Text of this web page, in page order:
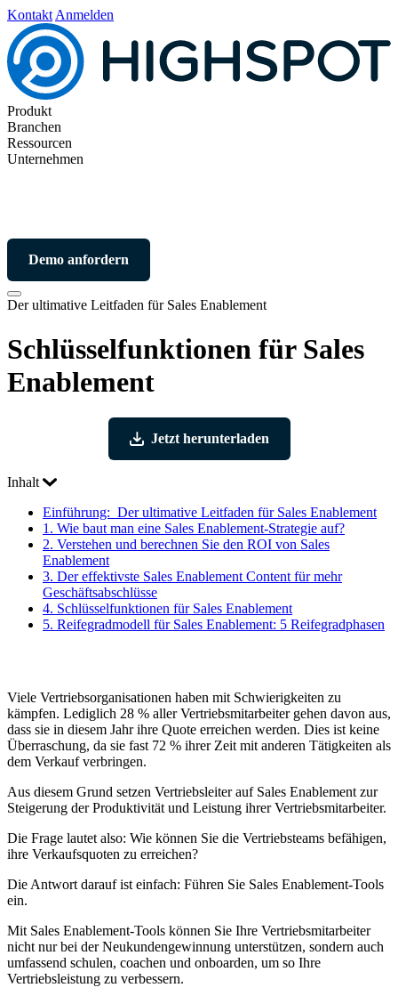
Kontakt Anmelden
Produkt
Branchen
Ressourcen
Unternehmen
Demo anfordern
Der ultimative Leitfaden für Sales Enablement
Schlüsselfunktionen für Sales
Enablement
Jetzt herunterladen
Inhalt
Einführung: Der ultimative Leitfaden für Sales Enablement
1. Wie baut man eine Sales Enablement-Strategie auf?
2. Verstehen und berechnen Sie den ROI von Sales
Enablement
3. Der effektivste Sales Enablement Content für mehr
Geschäftsabschlüsse
4. Schlüsselfunktionen für Sales Enablement
5. Reifegradmodell für Sales Enablement: 5 Reifegradphasen
Viele Vertriebsorganisationen haben mit Schwierigkeiten zu
kämpfen. Lediglich 28 % aller Vertriebsmitarbeiter gehen davon aus,
dass sie in diesem Jahr ihre Quote erreichen werden. Dies ist keine
Überraschung, da sie fast 72 % ihrer Zeit mit anderen Tätigkeiten als
dem Verkauf verbringen.
Aus diesem Grund setzen Vertriebsleiter auf Sales Enablement zur
Steigerung der Produktivität und Leistung ihrer Vertriebsmitarbeiter.
Die Frage lautet also: Wie können Sie die Vertriebsteams befähigen,
ihre Verkaufsquoten zu erreichen?
Die Antwort darauf ist einfach: Führen Sie Sales Enablement-Tools
ein.
Mit Sales Enablement-Tools können Sie Ihre Vertriebsmitarbeiter
nicht nur bei der Neukundengewinnung unterstützen, sondern auch
umfassend schulen, coachen und onboarden, um so Ihre
Vertriebsleistung zu verbessern.